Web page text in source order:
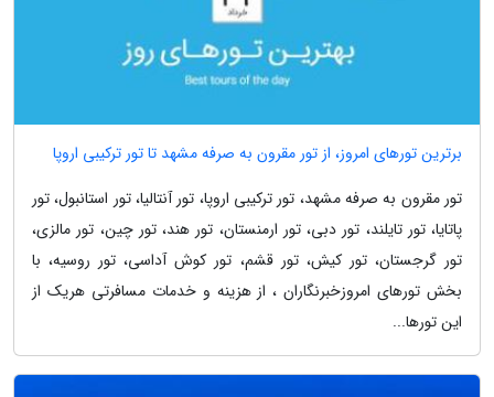
برترین تورهای امروز، از تور مقرون به صرفه مشهد تا تور ترکیبی اروپا
تور مقرون به صرفه مشهد، تور ترکیبی اروپا، تور آنتالیا، تور استانبول، تور
پاتایا، تور تایلند، تور دبی، تور ارمنستان، تور هند، تور چین، تور مالزی،
تور گرجستان، تور کیش، تور قشم، تور کوش آداسی، تور روسیه، با
بخش تورهای امروزخبرنگاران ، از هزینه و خدمات مسافرتی هریک از
این تورها...